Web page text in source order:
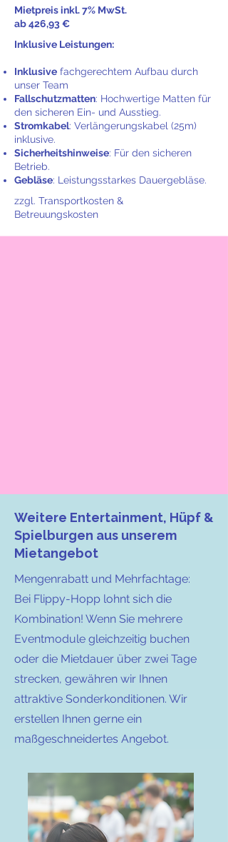
Mietpreis inkl. 7% MwSt.
ab 426,93 €
Inklusive Leistungen:
Inklusive fachgerechtem Aufbau durch
unser Team
Fallschutzmatten: Hochwertige Matten für
den sicheren Ein- und Ausstieg.
Stromkabel: Verlängerungskabel (25m)
inklusive.
Sicherheitshinweise: Für den sicheren
Betrieb.
Gebläse: Leistungsstarkes Dauergebläse.
zzgl. Transportkosten &
Betreuungskosten
Weitere Entertainment, Hüpf &
Spielburgen aus unserem
Mietangebot
Mengenrabatt und Mehrfachtage:
Bei Flippy-Hopp lohnt sich die
Kombination! Wenn Sie mehrere
Eventmodule gleichzeitig buchen
oder die Mietdauer über zwei Tage
strecken, gewähren wir Ihnen
attraktive Sonderkonditionen. Wir
erstellen Ihnen gerne ein
maßgeschneidertes Angebot.